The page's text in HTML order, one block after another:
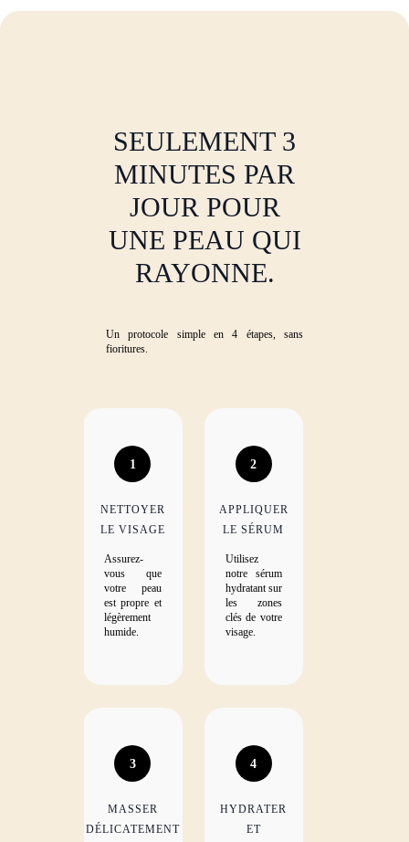
SEULEMENT 3
MINUTES PAR
JOUR POUR
UNE PEAU QUI
RAYONNE.
Un protocole simple en 4 étapes, sans
fioritures.
1
NETTOYER
LE VISAGE
Assurez-
vous que
votre peau
est propre et
légèrement
humide.
2
APPLIQUER
LE SÉRUM
Utilisez
notre sérum
hydratant sur
les zones
clés de votre
visage.
3
MASSER
DÉLICATEMENT
4
HYDRATER
ET